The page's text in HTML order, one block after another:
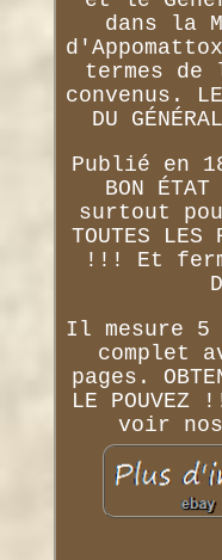
dans la
termes
convenus. LE
DU
Publié en
BON
surtout
TOUTES LES
!!! Et
Il mesure
complet
pages.
LE
voir